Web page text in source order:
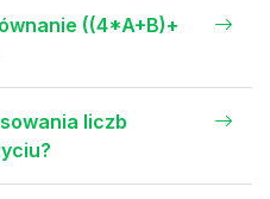
((4*A+B)+
liczb